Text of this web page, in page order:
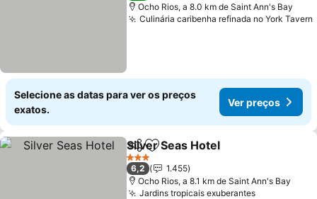
Ocho Rios, a 8.0 km de Saint Ann's Bay
Culinária caribenha refinada no York Tavern
Selecione as datas para ver os preços
exatos.
Ver preços
PartilharAdicionar aos favoritos
Silver Seas Hotel
3 Estrelas
6,2
1.455
Ocho Rios, a 8.1 km de Saint Ann's Bay
Jardins tropicais exuberantes